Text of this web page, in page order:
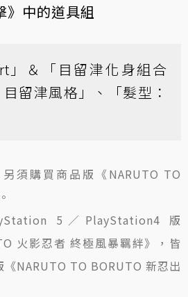
》中的道具組
」＆「目留津化身組合
留津風格」、「髮型：
須購買商品版《NARUTO TO
5／PlayStation4 版
火影忍者 終極風暴羈絆》，皆
NARUTO TO BORUTO 新忍出